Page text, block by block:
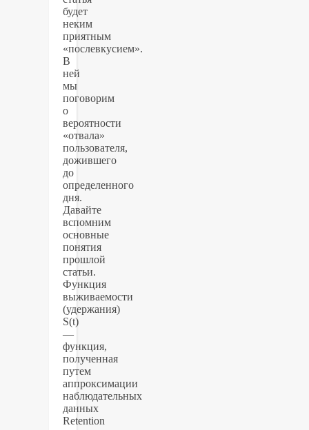
будет
неким
приятным
«послевкусием».
В
ней
мы
поговорим
о
вероятности
«отвала»
пользователя,
дожившего
до
определенного
дня.
Давайте
вспомним
основные
понятия
прошлой
статьи.
Функция
выживаемости
(удержания)
S(t)
—
функция,
полученная
путем
аппроксимации
наблюдательных
данных
Retention